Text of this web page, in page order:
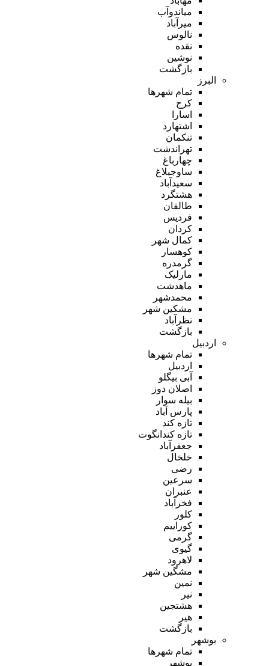
میاندوآب
میرآباد
نالوس
نقده
نوشین
بازگشت
البرز
تمام شهر‌ها
کرج
اسارا
اشتهارد
تنکمان
تهراندشت
چهارباغ
ساوجبلاغ
سعیدآباد
هشتگرد
طالقان
فردیس
کردان
کمال شهر
کوهسار
گرمدره
مارلیک
ماهدشت
محمدشهر
مشکین شهر
نظرآباد
بازگشت
اردبیل
تمام شهر‌ها
اردبیل
آبی بیگلو
اصلان دوز
بیله سوار
پارس آباد
تازه کند
تازه کندانگوت
جعفرآباد
خلخال
رضی
سرعین
عنبران
فخرآباد
کلور
کوراییم
گرمی
گیوی
لاهرود
مشگین شهر
نمین
نیر
هشتجین
هیر
بازگشت
بوشهر
تمام شهر‌ها
بوشهر